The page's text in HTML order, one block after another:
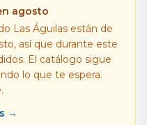
agosto
Las Águilas están de
así que durante este
El catálogo sigue
lo que te espera.
→